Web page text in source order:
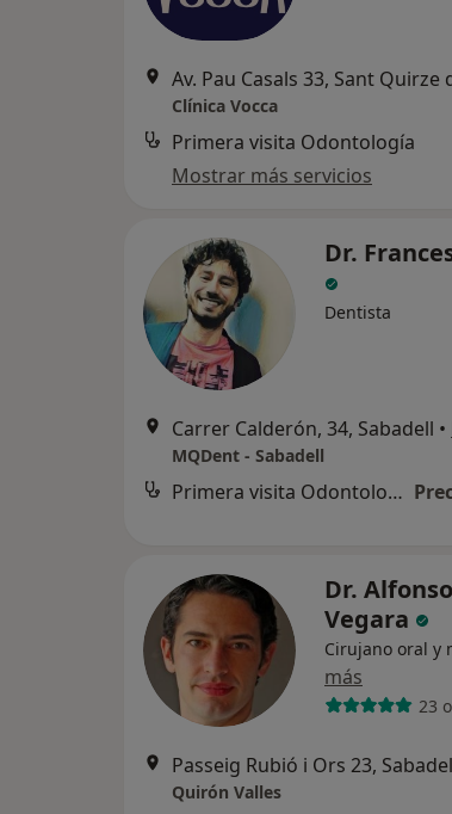
Av. Pau Casals 33, Sant Quirze
Clínica Vocca
Primera visita Odontología
Mostrar más servicios
Dr.
Dentista
Carrer Calderón, 34, Sabadell •
MQDent - Sabadell
Primera visita Odontología
Dr.
Vegara
Cirujano oral y
más
23
Passeig Rubió i Ors 23,
Quirón Valles